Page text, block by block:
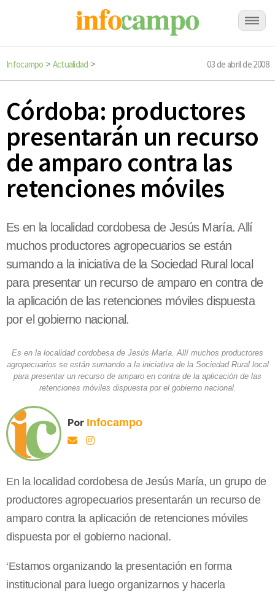
Infocampo > Actualidad > 03 de abril de 2008
Córdoba: productores
presentarán un recurso
de amparo contra las
retenciones móviles
Es en la localidad cordobesa de Jesús María. Allí
muchos productores agropecuarios se están
sumando a la iniciativa de la Sociedad Rural local
para presentar un recurso de amparo en contra de
la aplicación de las retenciones móviles dispuesta
por el gobierno nacional.
Es en la localidad cordobesa de Jesús María. Allí muchos productores
agropecuarios se están sumando a la iniciativa de la Sociedad Rural local
para presentar un recurso de amparo en contra de la aplicación de las
retenciones móviles dispuesta por el gobierno nacional.
Por Infocampo
En la localidad cordobesa de Jesús María, un grupo de
productores agropecuarios presentarán un recurso de
amparo contra la aplicación de retenciones móviles
dispuesta por el gobierno nacional.
‘Estamos organizando la presentación en forma
institucional para luego organizarnos y hacerla